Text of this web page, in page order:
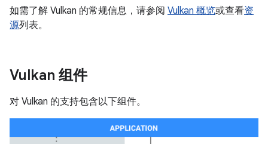
如需了解 Vulkan 的常规信息，请参阅 Vulkan 概览或查看资
源列表。
Vulkan 组件
对 Vulkan 的支持包含以下组件。